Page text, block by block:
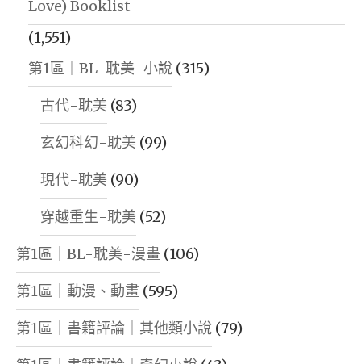
Love) Booklist
(1,551)
第1區｜BL-耽美-小說 (315)
古代-耽美 (83)
玄幻科幻-耽美 (99)
現代-耽美 (90)
穿越重生-耽美 (52)
第1區｜BL-耽美-漫畫 (106)
第1區｜動漫、動畫 (595)
第1區｜書籍評論｜其他類小說 (79)